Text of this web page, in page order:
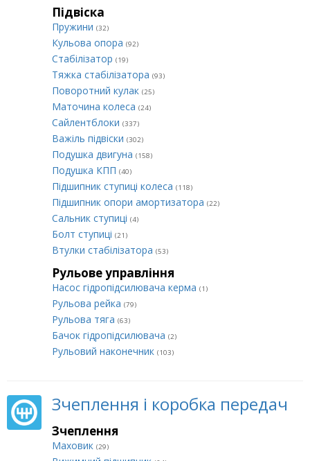
Підвіска
Пружини (32)
Кульова опора (92)
Стабілізатор (19)
Тяжка стабілізатора (93)
Поворотний кулак (25)
Маточина колеса (24)
Сайлентблоки (337)
Важіль підвіски (302)
Подушка двигуна (158)
Подушка КПП (40)
Підшипник ступиці колеса (118)
Підшипник опори амортизатора (22)
Сальник ступиці (4)
Болт ступиці (21)
Втулки стабілізатора (53)
Рульове управління
Насос гідропідсилювача керма (1)
Рульова рейка (79)
Рульова тяга (63)
Бачок гідропідсилювача (2)
Рульовий наконечник (103)
Зчеплення і коробка передач
Зчеплення
Маховик (29)